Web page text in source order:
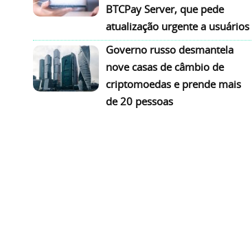
BTCPay Server, que pede
atualização urgente a usuários
Governo russo desmantela
nove casas de câmbio de
criptomoedas e prende mais
de 20 pessoas